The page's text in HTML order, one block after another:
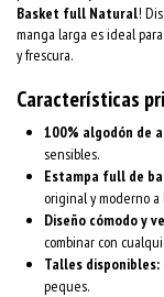
Basket full Natural!
manga larga es ideal
y frescura.
Características
100% algodón de
sensibles.
Estampa full de
original y moderno a
Diseño cómodo y
combinar con
Talles disponibles:
peques.